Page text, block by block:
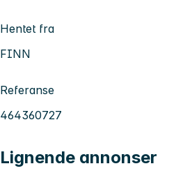
Hentet fra
FINN
Referanse
464360727
Lignende annonser